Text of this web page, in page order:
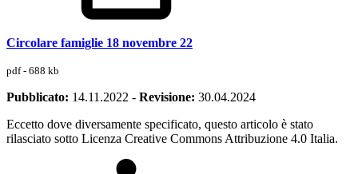
Circolare famiglie 18 novembre 22
pdf - 688 kb
Pubblicato: 14.11.2022 - Revisione: 30.04.2024
Eccetto dove diversamente specificato, questo articolo è stato
rilasciato sotto Licenza Creative Commons Attribuzione 4.0 Italia.